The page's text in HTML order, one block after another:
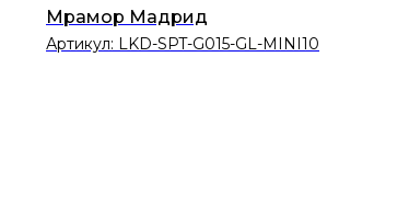
Мрамор Мадрид
Артикул: LKD-SPT-G015-GL-MINI10